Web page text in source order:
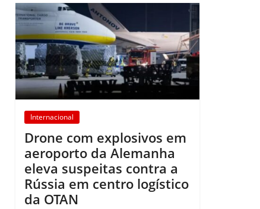
Internacional
Drone com explosivos em
aeroporto da Alemanha
eleva suspeitas contra a
Rússia em centro logístico
da OTAN